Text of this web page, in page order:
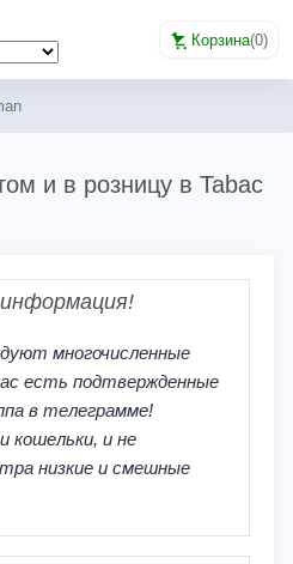
Корзина(0)
и в розницу в Tabac
многочисленные
есть подтвержденные
в телеграмме!
кошельки, и не
низкие и смешные